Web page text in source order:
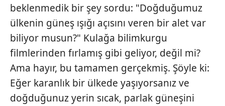
beklenmedik bir şey sordu: "Doğduğumuz
ülkenin güneş ışığı açısını veren bir alet var
biliyor musun?" Kulağa bilimkurgu
filmlerinden fırlamış gibi geliyor, değil mi?
Ama hayır, bu tamamen gerçekmiş. Şöyle ki:
Eğer karanlık bir ülkede yaşıyorsanız ve
doğduğunuz yerin sıcak, parlak güneşini